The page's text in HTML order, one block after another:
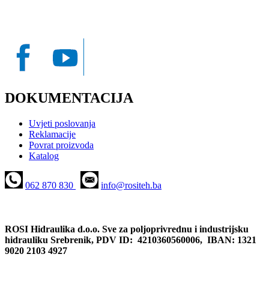
DOKUMENTACIJA
Uvjeti poslovanja
Reklamacije
Povrat proizvoda
Katalog
062 870 830 info@rositeh.ba
ROSI Hidraulika d.o.o. Sve za poljoprivrednu i industrijsku
hidrauliku Srebrenik, PDV ID: 4210360560006, IBAN: 1321
9020 2103 4927